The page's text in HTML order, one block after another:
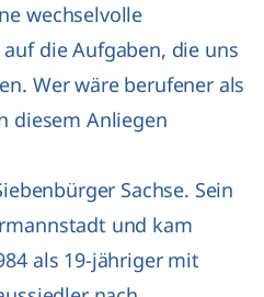
wechselvolle
die Aufgaben, die uns
Wer wäre berufener als
diesem Anliegen
Sachse. Sein
und kam
als 19-jähriger mit